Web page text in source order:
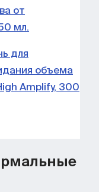
от
мл.
для
объема
Amplify, 300